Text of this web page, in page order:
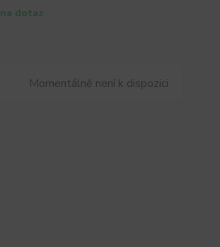
na dotaz
Momentálně není k dispozici